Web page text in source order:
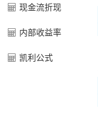
现金流折现
内部收益率
凯利公式